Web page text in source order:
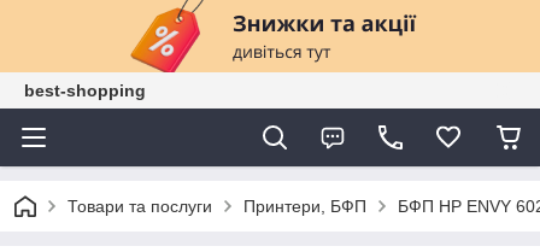
best-shopping
Товари та послуги Принтери, БФП БФП HP ENVY